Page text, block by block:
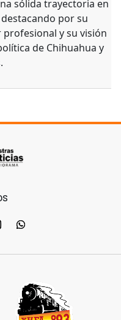
sólida trayectoria en
por su
y su visión
de Chihuahua y